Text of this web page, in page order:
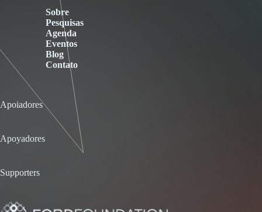
Sobre
Pesquisas
Agenda
Eventos
Blog
Contato
Apoiadores
Apoyadores
Supporters